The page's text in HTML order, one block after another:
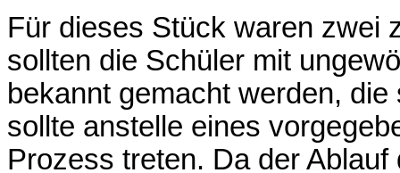
Für dieses Stück waren zwei
sollten die Schüler mit
bekannt gemacht werden,
sollte anstelle eines
Prozess treten. Da der